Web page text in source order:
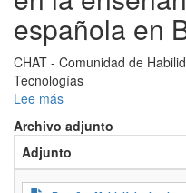
española en
CHAT - Comunidad de
Tecnologías
Lee más
Reseñas
Multialfabetizaciones
en
la
enseñanza
Archivo adjunto
Adjunto